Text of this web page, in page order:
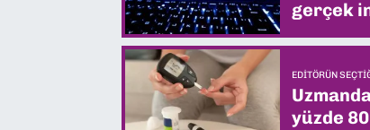
gerçek
EDITÖRÜN
yüzde